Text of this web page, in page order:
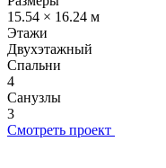
15.54 × 16.24 м
Этажи
Двухэтажный
Спальни
4
Санузлы
3
Смотреть проект